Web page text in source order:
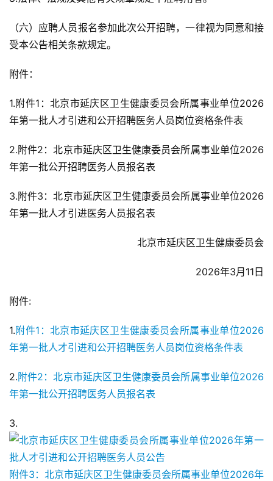
（六）应聘人员报名参加此次公开招聘，一律视为同意和接
受本公告相关条款规定。
附件：
1.附件1：北京市延庆区卫生健康委员会所属事业单位2026
年第一批人才引进和公开招聘医务人员岗位资格条件表
2.附件2：北京市延庆区卫生健康委员会所属事业单位2026
年第一批公开招聘医务人员报名表
3.附件3：北京市延庆区卫生健康委员会所属事业单位2026
年第一批人才引进医务人员报名表
北京市延庆区卫生健康委员会
2026年3月11日
附件:
1.附件1：北京市延庆区卫生健康委员会所属事业单位2026
年第一批人才引进和公开招聘医务人员岗位资格条件表
2.附件2：北京市延庆区卫生健康委员会所属事业单位2026
年第一批公开招聘医务人员报名表
3.
附件3：北京市延庆区卫生健康委员会所属事业单位2026年